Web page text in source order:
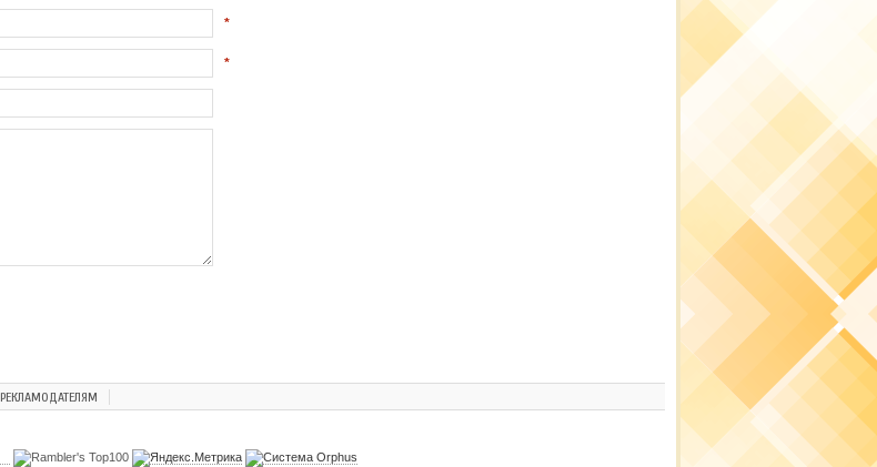
*
*
РЕКЛАМОДАТЕЛЯМ